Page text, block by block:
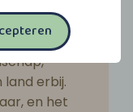
erbij.
en het